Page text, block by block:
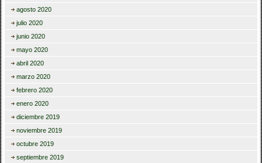
agosto 2020
julio 2020
junio 2020
mayo 2020
abril 2020
marzo 2020
febrero 2020
enero 2020
diciembre 2019
noviembre 2019
octubre 2019
septiembre 2019